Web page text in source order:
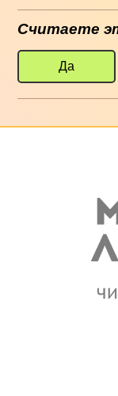
Считаете
Да